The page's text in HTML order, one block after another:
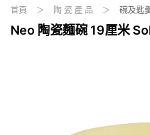
首頁 陶 瓷 產 品 碗及匙
Neo 陶瓷麵碗 19厘米